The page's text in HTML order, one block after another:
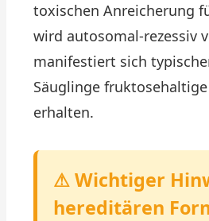
toxischen Anreicherung
wird autosomal-rezessiv
manifestiert sich
Säuglinge
erhalten.
⚠ Wichtiger
hereditären